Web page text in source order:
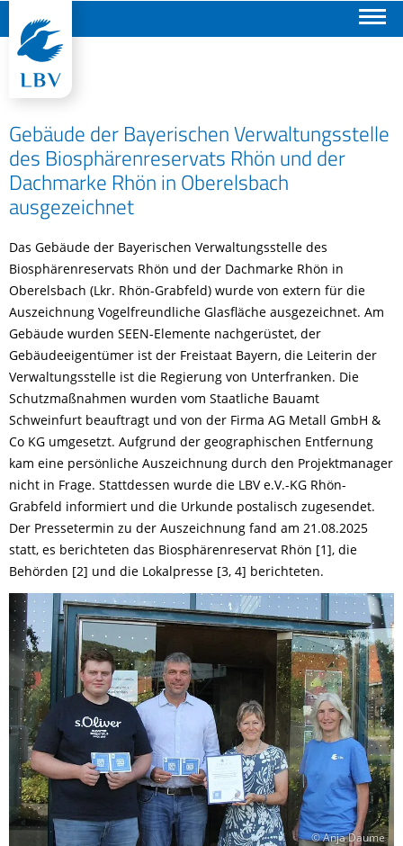
Gebäude der Bayerischen Verwaltungsstelle
des Biosphärenreservats Rhön und der
Dachmarke Rhön in Oberelsbach
ausgezeichnet
Das Gebäude der Bayerischen Verwaltungsstelle des
Biosphärenreservats Rhön und der Dachmarke Rhön in
Oberelsbach (Lkr. Rhön-Grabfeld) wurde von extern für die
Auszeichnung Vogelfreundliche Glasfläche ausgezeichnet. Am
Gebäude wurden SEEN-Elemente nachgerüstet, der
Gebäudeeigentümer ist der Freistaat Bayern, die Leiterin der
Verwaltungsstelle ist die Regierung von Unterfranken. Die
Schutzmaßnahmen wurden vom Staatliche Bauamt
Schweinfurt beauftragt und von der Firma AG Metall GmbH &
Co KG umgesetzt. Aufgrund der geographischen Entfernung
kam eine persönliche Auszeichnung durch den Projektmanager
nicht in Frage. Stattdessen wurde die LBV e.V.-KG Rhön-
Grabfeld informiert und die Urkunde postalisch zugesendet.
Der Pressetermin zu der Auszeichnung fand am 21.08.2025
statt, es berichteten das Biosphärenreservat Rhön [1], die
Behörden [2] und die Lokalpresse [3, 4] berichteten.
© Anja Daume